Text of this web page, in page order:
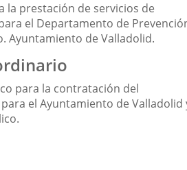
la prestación de servicios de
el Departamento de
Ayuntamiento de Valladolid.
para la contratación del
el Ayuntamiento de Valladolid